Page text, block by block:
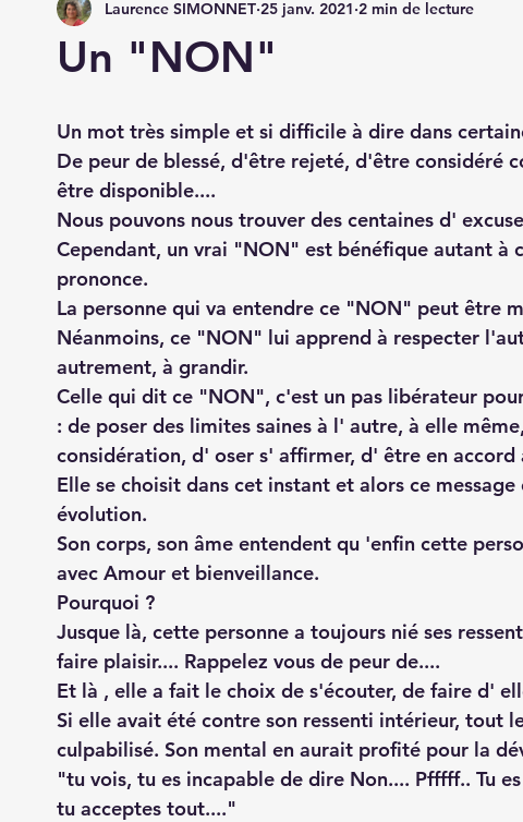
Renaissance
Un "NON"
Laurence SIMONNET 25 janv. 2021 2 min de lecture
Un mot très simple et si difficile à dire dans
De peur de blessé, d'être rejeté, d'être considéré
être disponible....
Nous pouvons nous trouver des centaines d'
Cependant, un vrai "NON" est bénéfique autant à
prononce.
La personne qui va entendre ce "NON" peut être
Néanmoins, ce "NON" lui apprend à respecter
autrement, à grandir.
Celle qui dit ce "NON", c'est un pas libérateur
: de poser des limites saines à l' autre, à elle
considération, d' oser s' affirmer, d' être en accord
Elle se choisit dans cet instant et alors ce
évolution.
Son corps, son âme entendent qu 'enfin cette
avec Amour et bienveillance.
Pourquoi ?
Jusque là, cette personne a toujours nié ses
faire plaisir.... Rappelez vous de peur de....
Et là , elle a fait le choix de s'écouter, de faire d'
Si elle avait été contre son ressenti intérieur, tout
culpabilisé. Son mental en aurait profité pour la
"tu vois, tu es incapable de dire Non.... Pfffff.. Tu
tu acceptes tout...."